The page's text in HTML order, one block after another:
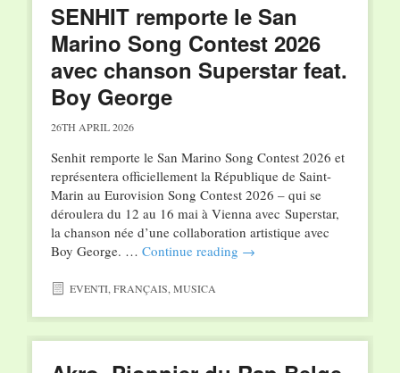
SENHIT remporte le San
Marino Song Contest 2026
avec chanson Superstar feat.
Boy George
26TH APRIL 2026
Senhit remporte le San Marino Song Contest 2026 et
représentera officiellement la République de Saint-
Marin au Eurovision Song Contest 2026 – qui se
déroulera du 12 au 16 mai à Vienna avec Superstar,
la chanson née d’une collaboration artistique avec
Boy George. … Continue reading →
EVENTI,FRANÇAIS,MUSICA